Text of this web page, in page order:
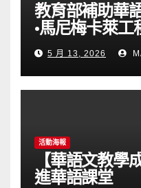
教育部補助華
•馬尼梅卡萊工
Perumal
College of
Tech)任教通
5 月 13, 2026
活動海報
【華語文教學
進華語課堂